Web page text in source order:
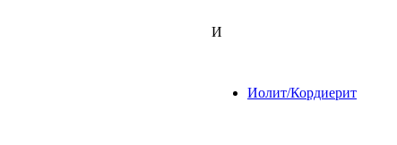
И
Иолит/Кордиерит